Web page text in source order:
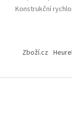
Konstrukční
Zboží.cz